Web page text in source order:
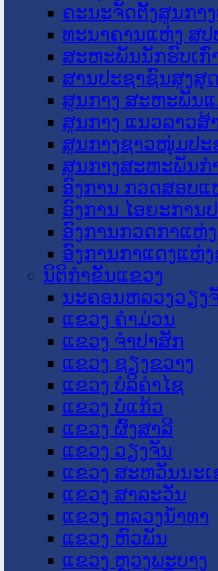
ຄະນະຈັດຕັ້ງສູນກາ
ທະນາຄານແຫ່ງ ສປ
ສະຫະພັນນັກຮົບເກົ່
ສານປະຊາຊົນສູງສຸ
ສູນກາງ ສະຫະພັນ
ສູນກາງ ແນວລາວສ້
ສູນກາງຊາວໜຸ່ມປະ
ສູນກາງສະຫະພັນກ
ອົງການ ກວດສອບແ
ອົງການ ໄອຍະການ
ອົງການກວດກາແຫ່
ອົງການກາແດງແຫ່
ນິຕິກໍາຂັ້ນແຂວງ
ນະ​ຄອນ​ຫລວງວຽງ
ແຂວງ ຄໍາມ່ວນ
ແຂວງ ຈໍາປາສັກ
ແຂວງ ຊຽງຂວາງ
ແຂວງ ບໍລິຄໍາໄຊ
ແຂວງ ບໍ່ແກ້ວ
ແຂວງ ຜົ້ງສາລີ
ແຂວງ ວຽງຈັນ
ແຂວງ ສະຫວັນນະ
ແຂວງ ສາລະວັນ
ແຂວງ ຫລວງນໍ້າທາ
ແຂວງ ຫົວພັນ
ແຂວງ ຫຼວງພະບາງ